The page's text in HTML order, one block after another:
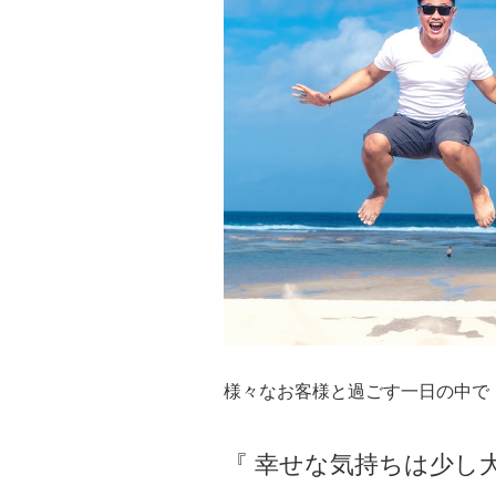
様々なお客様と過ごす一日の中で
『 幸せな気持ちは少し